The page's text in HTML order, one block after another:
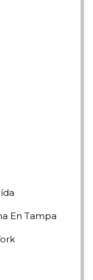
En Tampa